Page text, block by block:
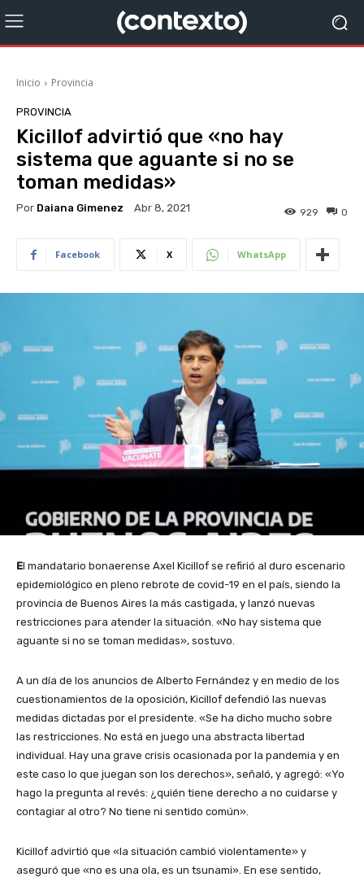
Inicio Provincia
PROVINCIA
Kicillof advirtió que «no hay
sistema que aguante si no se
toman medidas»
Por Daiana Gimenez Abr 8, 2021 0
929
Facebook X WhatsApp
El mandatario bonaerense Axel Kicillof se refirió al duro escenario
epidemiológico en pleno rebrote de covid-19 en el país, siendo la
provincia de Buenos Aires la más castigada, y lanzó nuevas
restricciones para atender la situación. «No hay sistema que
aguante si no se toman medidas», sostuvo.
A un día de los anuncios de Alberto Fernández y en medio de los
cuestionamientos de la oposición, Kicillof defendió las nuevas
medidas dictadas por el presidente. «Se ha dicho mucho sobre
las restricciones. No está en juego una abstracta libertad
individual. Hay una grave crisis ocasionada por la pandemia y en
este caso lo que juegan son los derechos», señaló, y agregó: «Yo
hago la pregunta al revés: ¿quién tiene derecho a no cuidarse y
contagiar al otro? No tiene ni sentido común».
Kicillof advirtió que «la situación cambió violentamente» y
aseguró que «no es una ola, es un tsunami». En ese sentido,